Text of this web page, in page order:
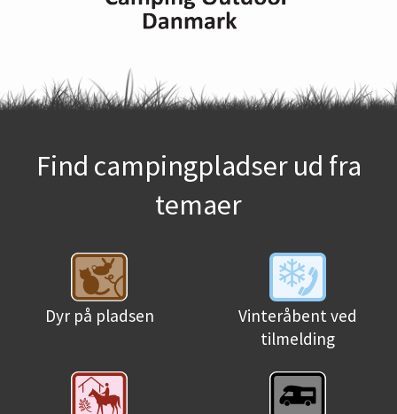
Find campingpladser ud fra
temaer
Dyr på pladsen
Vinteråbent ved
tilmelding